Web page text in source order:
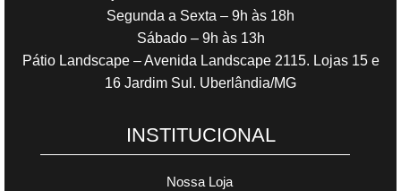
Segunda a Sexta – 9h às 18h
Sábado – 9h às 13h
Pátio Landscape – Avenida Landscape 2115. Lojas 15 e
16 Jardim Sul. Uberlândia/MG
INSTITUCIONAL
Nossa Loja